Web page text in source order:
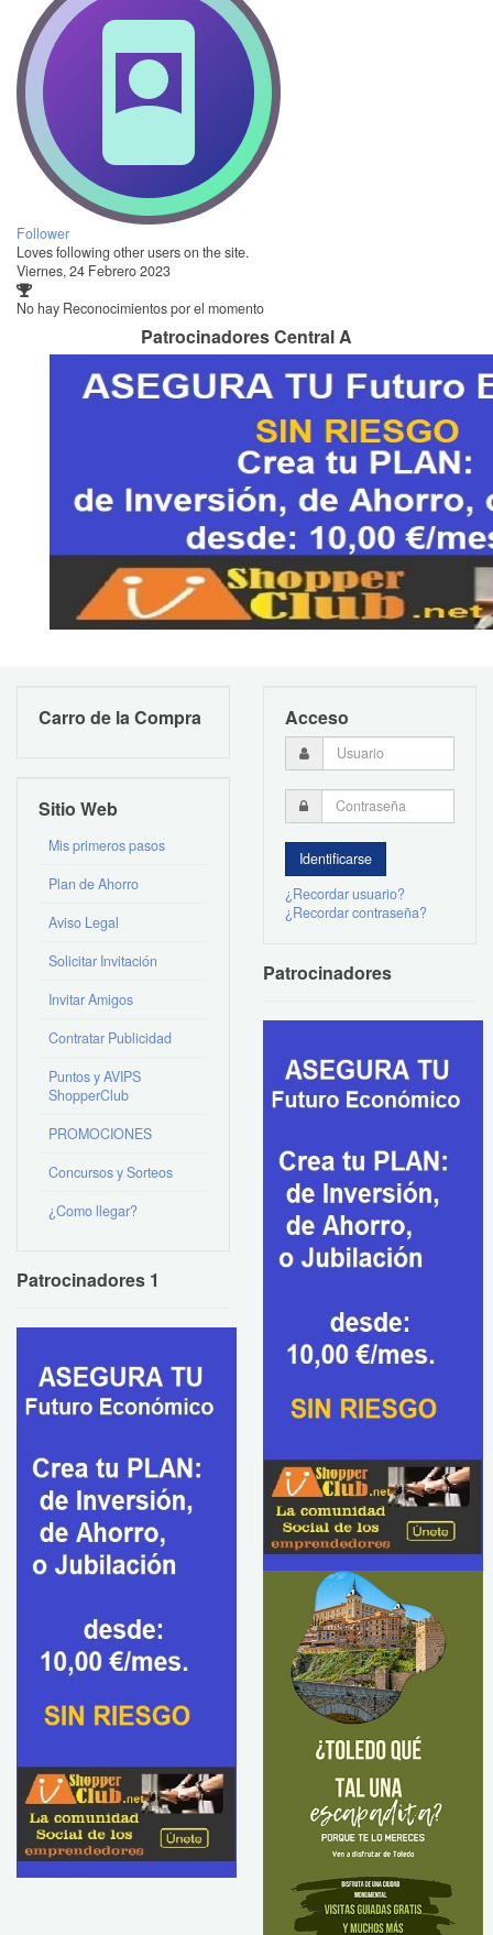
Follower
Loves following other users on the site.
Viernes, 24 Febrero 2023
No hay Reconocimientos por el momento
Patrocinadores Central A
Carro de la Compra
Sitio Web
Mis primeros pasos
Plan de Ahorro
Aviso Legal
Solicitar Invitación
Invitar Amigos
Contratar Publicidad
Puntos y AVIPS
ShopperClub
PROMOCIONES
Concursos y Sorteos
¿Como llegar?
Patrocinadores 1
Acceso
¿Recordar usuario?
¿Recordar contraseña?
Patrocinadores